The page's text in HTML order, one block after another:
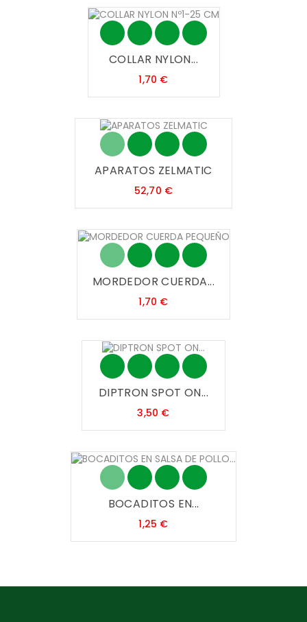
COLLAR NYLON...
1,70 €Precio
APARATOS ZELMATIC
52,70 €Precio
MORDEDOR CUERDA...
1,70 €Precio
DIPTRON SPOT ON...
3,50 €Precio
BOCADITOS EN...
1,25 €Precio